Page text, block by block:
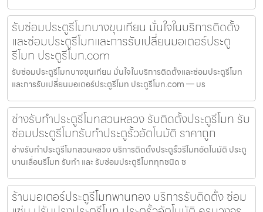
รับซ่อมประตูรีโมทบางขุนเทียน มั่นใจในบริการติดตั้ง
และซ่อมประตูรีโมทและการรับเปลี่ยนมอเตอร์ประตู
รีโมท ประตูรีโมท.com
รับซ่อมประตูรีโมทบางขุนเทียน มั่นใจในบริการติดตั้งและซ่อมประตูรีโมท
และการรับเปลี่ยนมอเตอร์ประตูรีโมท ประตูรีโมท.com — บร
ช่างรับทำประตูรีโมทสวนหลวง รับติดตั้งประตูรีโมท รับ
ซ่อมประตูรีโมทรับทำประตูรั้วอัตโนมัติ ราคาถูก
ช่างรับทำประตูรีโมทสวนหลวง บริการติดตั้งประตูรั้วรีโมทอัตโนมัติ ประตู
บานเลื่อนรีโมท รับทำ และ รับซ่อมประตูรีโมททุกชนิด ช
ร้านมอเตอร์ประตูรีโมทพานทอง บริการรับติดตั้ง ซ่อม